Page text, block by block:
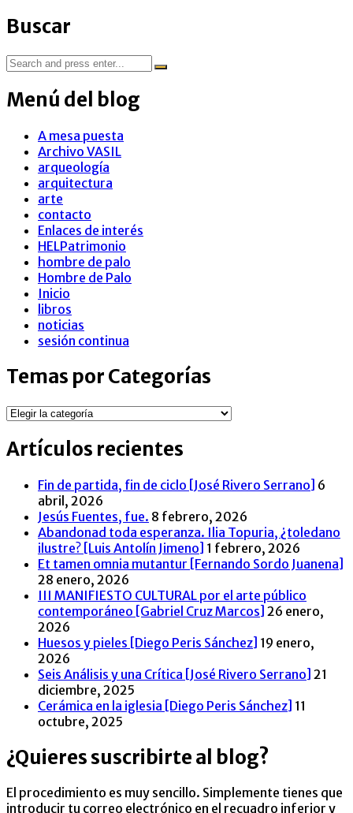
Buscar
Search
Menú del blog
A mesa puesta
Archivo VASIL
arqueología
arquitectura
arte
contacto
Enlaces de interés
HELPatrimonio
hombre de palo
Hombre de Palo
Inicio
libros
noticias
sesión continua
Temas por Categorías
Temas
Categorías
Artículos recientes
Fin de partida, fin de ciclo [José Rivero Serrano] 6
abril, 2026
Jesús Fuentes, fue. 8 febrero, 2026
Abandonad toda esperanza. Ilia Topuria, ¿toledano
ilustre? [Luis Antolín Jimeno] 1 febrero, 2026
Et tamen omnia mutantur [Fernando Sordo Juanena]
28 enero, 2026
III MANIFIESTO CULTURAL por el arte público
contemporáneo [Gabriel Cruz Marcos] 26 enero,
2026
Huesos y pieles [Diego Peris Sánchez] 19 enero,
2026
Seis Análisis y una Crítica [José Rivero Serrano] 21
diciembre, 2025
Cerámica en la iglesia [Diego Peris Sánchez] 11
octubre, 2025
¿Quieres suscribirte al blog?
El procedimiento es muy sencillo. Simplemente tienes que
introducir tu correo electrónico en el recuadro inferior y